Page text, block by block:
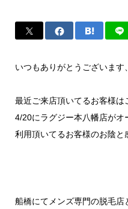
いつもありがとうございます
最近ご来店頂いてるお客様は
4/20にラグジー本八幡店が
利用頂いてるお客様のお陰と
船橋にてメンズ専門の脱毛